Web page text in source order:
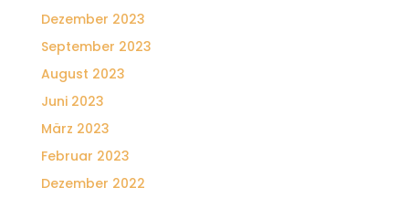
Dezember 2023
September 2023
August 2023
Juni 2023
März 2023
Februar 2023
Dezember 2022